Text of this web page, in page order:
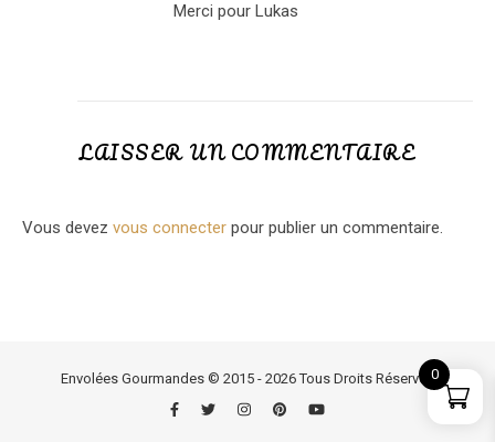
Merci pour Lukas
LAISSER UN COMMENTAIRE
Vous devez vous connecter pour publier un commentaire.
Envolées Gourmandes © 2015 - 2026 Tous Droits Réservés0